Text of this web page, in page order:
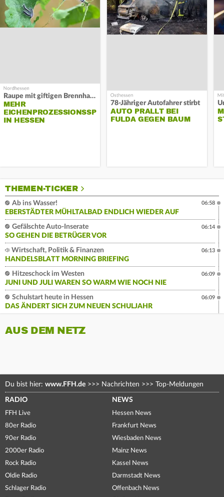
Raupe mit giftigen Brennhaaren
MEHR
EICHENPROZESSIONSSPINNER
IN HESSEN
78-Jähriger Autofahrer stirbt
AUTO PRALLT BEI
FULDA GEGEN BAUM
THEMEN-TICKER
Ab ins Wasser!
EBERSTÄDTER MÜHLTALBAD ENDLICH WIEDER AUF
06:58
Gefälschte Auto-Inserate
SO GEHEN DIE BETRÜGER VOR
06:14
Wirtschaft, Politik & Finanzen
HANDELSBLATT MORNING BRIEFING
06:13
Hitzeschock im Westen
JUNI UND JULI WAREN SO WARM WIE NOCH NIE
06:09
Schulstart heute in Hessen
DAS ÄNDERT SICH ZUM NEUEN SCHULJAHR
06:09
AUS DEM NETZ
Du bist hier: www.FFH.de >>> Nachrichten >>> Top-Meldungen
RADIO
FFH Live
80er Radio
90er Radio
2000er Radio
Rock Radio
Oldie Radio
Schlager Radio
NEWS
Hessen News
Frankfurt News
Wiesbaden News
Mainz News
Kassel News
Darmstadt News
Offenbach News